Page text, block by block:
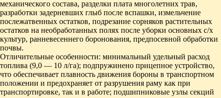
механического состава, разделки плата многолетних трав,
разработки задерневших глыб после вспашки, измельчение
послежатвенных остатков, подрезание сорняков растительных
остатков на необработанных полях после уборки основных с/х
культур, ранневесеннего боронования, предпосевной обработки
почвы.
Отличительные особенности: минимальный удельный расход
топлива (9,0 — 10 л/га); подпружинено прицепное устройство,
что обеспечивает плавность движения бороны в транспортном
положении и предохраняет от разрушения раму как при
транспортировке, так и в работе; подшипниковые узлы секций